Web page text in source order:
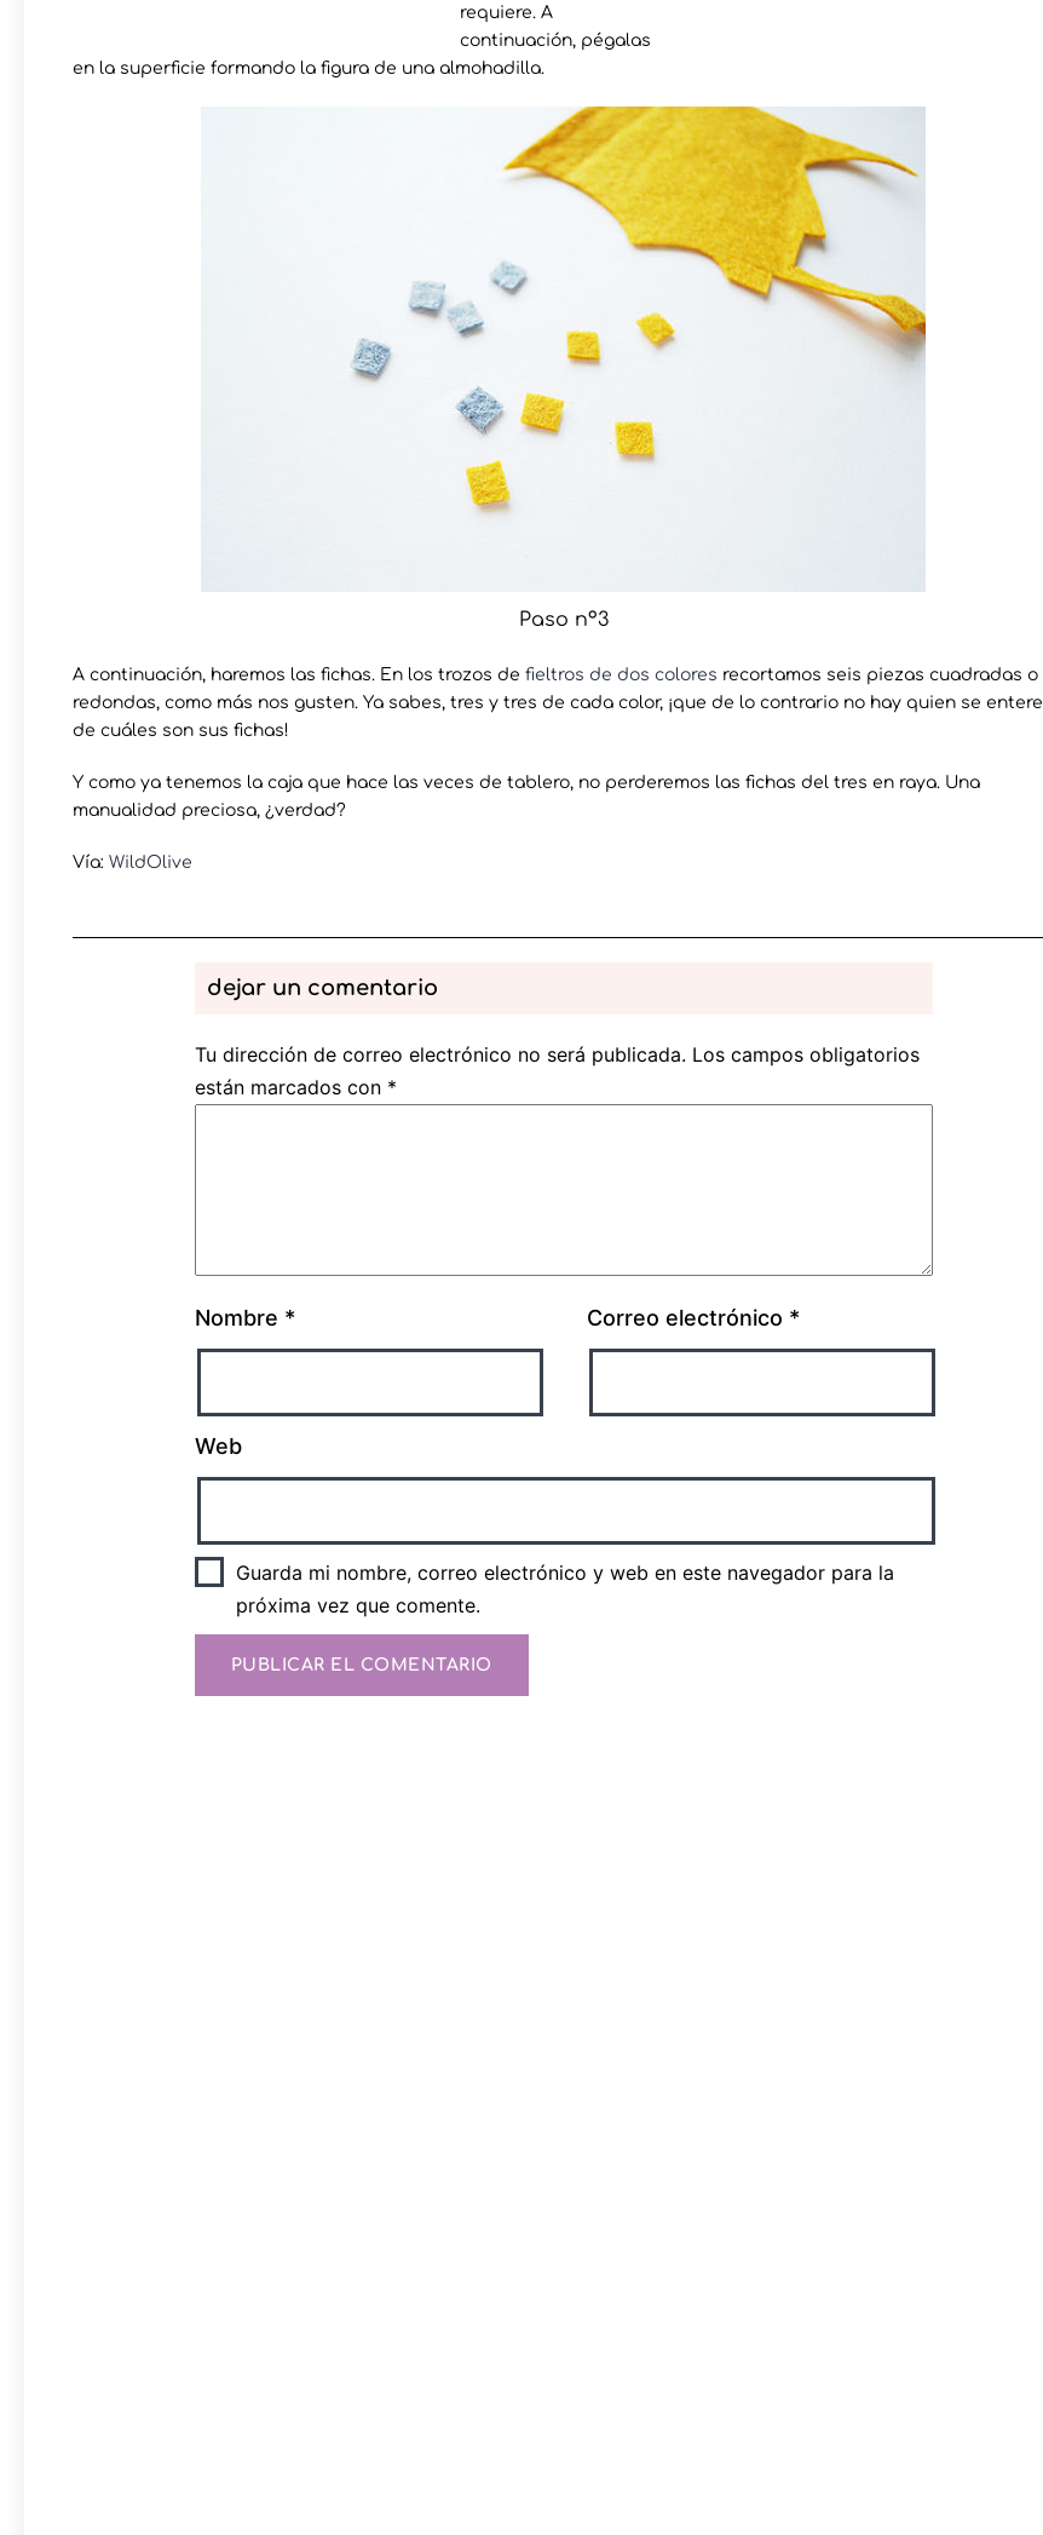
requiere. A
continuación, pégalas
en la superficie formando la figura de una almohadilla.
Paso nº3
A continuación, haremos las fichas. En los trozos de fieltros de dos colores recortamos seis piezas cuadradas o
redondas, como más nos gusten. Ya sabes, tres y tres de cada color, ¡que de lo contrario no hay quien se entere
de cuáles son sus fichas!
Y como ya tenemos la caja que hace las veces de tablero, no perderemos las fichas del tres en raya. Una
manualidad preciosa, ¿verdad?
Vía: WildOlive
dejar un comentario
Tu dirección de correo electrónico no será publicada. Los campos obligatorios
están marcados con *
Nombre * Correo electrónico *
Web
Guarda mi nombre, correo electrónico y web en este navegador para la
próxima vez que comente.